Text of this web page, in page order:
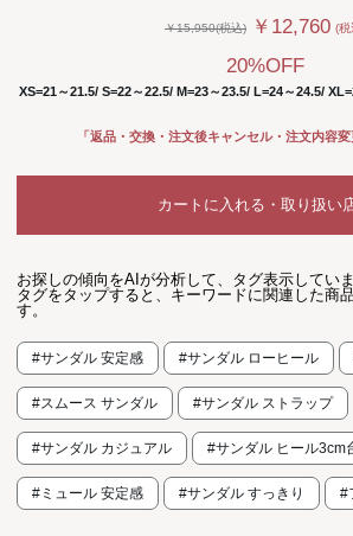
￥15,950(税込) ￥12,760 (税
20%OFF
XS=21～21.5/ S=22～22.5/ M=23～23.5/ L=24～24.5/
「返品・交換・注文後キャンセル・注文内容
カートに入れる・取り扱い
お探しの傾向をAIが分析して、タグ表示していま
タグをタップすると、キーワードに関連した商
す。
#サンダル 安定感 #サンダル ローヒール
#スムース サンダル #サンダル ストラップ
#サンダル カジュアル #サンダル ヒール3cm
#ミュール 安定感 #サンダル すっきり #